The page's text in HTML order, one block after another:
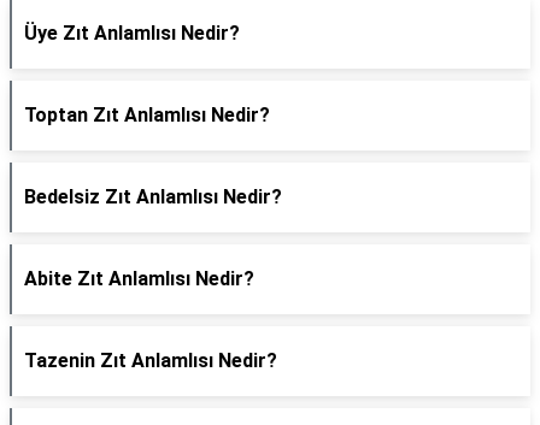
Üye Zıt Anlamlısı Nedir?
Toptan Zıt Anlamlısı Nedir?
Bedelsiz Zıt Anlamlısı Nedir?
Abite Zıt Anlamlısı Nedir?
Tazenin Zıt Anlamlısı Nedir?